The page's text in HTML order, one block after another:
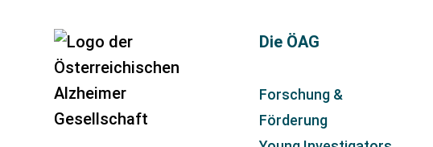
Die ÖAG
Forschung &
Förderung